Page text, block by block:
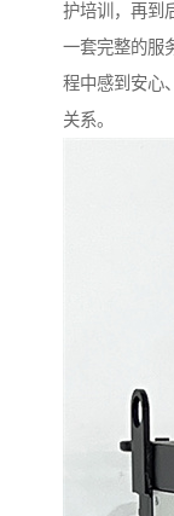
护培训，再到
一套完整的服
程中感到安心
关系。